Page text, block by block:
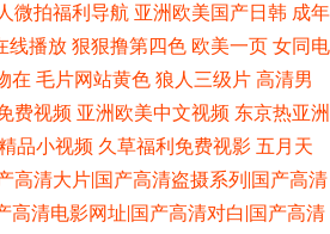
微拍福利导航 亚洲欧美国产日韩 成年
线播放 狠狠撸第四色 欧美一页 女同电
在 毛片网站黄色 狼人三级片 高清男
费视频 亚洲欧美中文视频 东京热亚洲
品小视频 久草福利免费视影 五月天
高清大片|国产高清盗摄系列|国产高清
高清电影网址|国产高清对白|国产高清